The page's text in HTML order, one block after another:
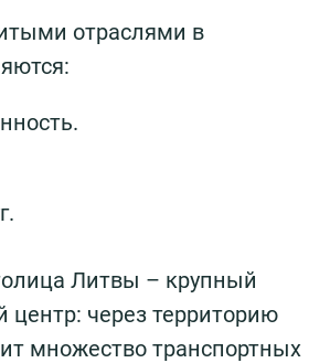
отраслями в
Литвы – крупный
центр: через территорию
множество транспортных